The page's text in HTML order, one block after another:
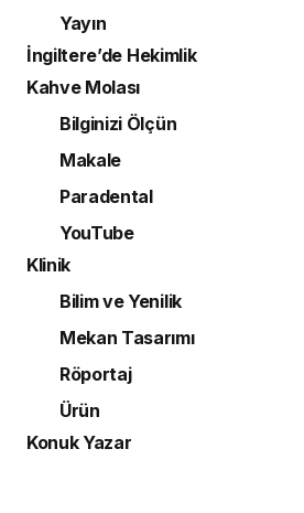
Yayın
İngiltere’de Hekimlik
Kahve Molası
Bilginizi Ölçün
Makale
Paradental
YouTube
Klinik
Bilim ve Yenilik
Mekan Tasarımı
Röportaj
Ürün
Konuk Yazar